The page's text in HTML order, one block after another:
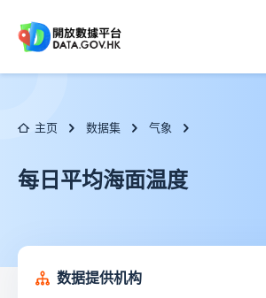
主页 数据集 气象
每日平均海面温度
数据提供机构